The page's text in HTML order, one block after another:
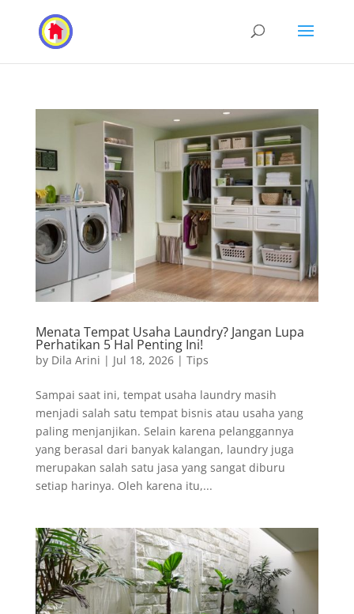
Menata Tempat Usaha Laundry? Jangan Lupa
Perhatikan 5 Hal Penting Ini!
by Dila Arini | Jul 18, 2026| Tips
Sampai saat ini, tempat usaha laundry masih
menjadi salah satu tempat bisnis atau usaha yang
paling menjanjikan. Selain karena pelanggannya
yang berasal dari banyak kalangan, laundry juga
merupakan salah satu jasa yang sangat diburu
setiap harinya. Oleh karena itu,...